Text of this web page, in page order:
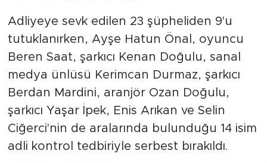
Adliyeye sevk edilen 23 şüpheliden 9'u
tutuklanırken, Ayşe Hatun Önal, oyuncu
Beren Saat, şarkıcı Kenan Doğulu, sanal
medya ünlüsü Kerimcan Durmaz, şarkıcı
Berdan Mardini, aranjör Ozan Doğulu,
şarkıcı Yaşar İpek, Enis Arıkan ve Selin
Ciğerci'nin de aralarında bulunduğu 14 isim
adli kontrol tedbiriyle serbest bırakıldı.